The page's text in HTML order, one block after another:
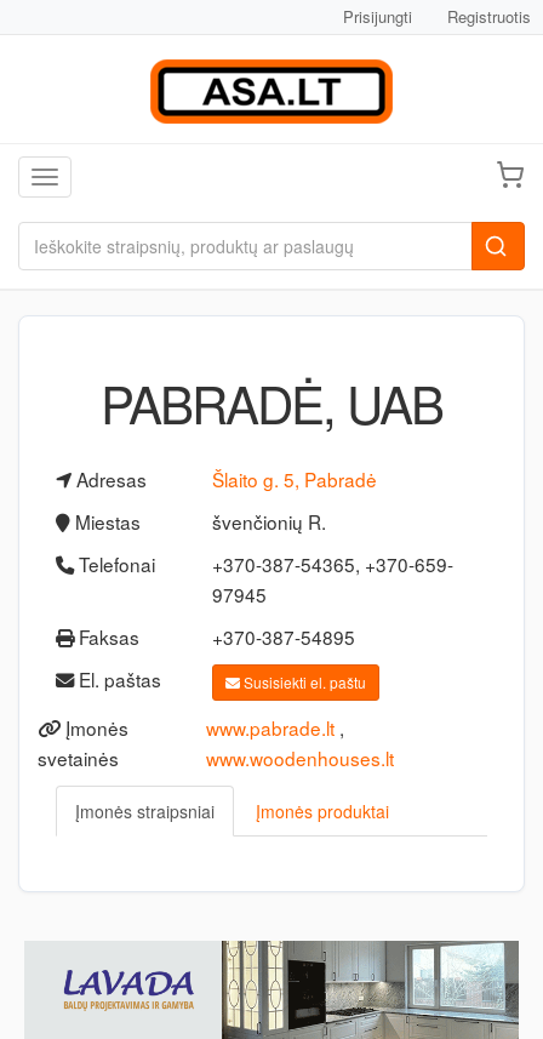
Prisijungti Registruotis
Toggle navigation
PABRADĖ, UAB
Adresas
Šlaito g. 5, Pabradė
Miestas
švenčionių R.
Telefonai
+370-387-54365, +370-659-
97945
Faksas
+370-387-54895
El. paštas
Susisiekti el. paštu
Įmonės
svetainės
www.pabrade.lt,
www.woodenhouses.lt
Įmonės straipsniai Įmonės produktai